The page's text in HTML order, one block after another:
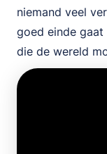
niemand veel
goed einde
die de wereld